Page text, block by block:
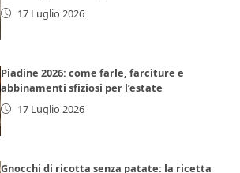
17 Luglio 2026
Piadine 2026: come farle, farciture e
abbinamenti sfiziosi per l’estate
17 Luglio 2026
Gnocchi di ricotta senza patate: la ricetta